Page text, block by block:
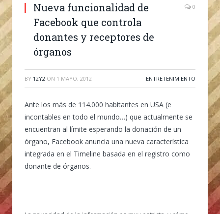
Nueva funcionalidad de
Facebook que controla
donantes y receptores de
órganos
0
BY 12Y2 ON 1 MAYO, 2012 ENTRETENIMIENTO
Ante los más de 114.000 habitantes en USA (e
incontables en todo el mundo…) que actualmente se
encuentran al límite esperando la donación de un
órgano, Facebook anuncia una nueva característica
integrada en el Timeline basada en el registro como
donante de órganos.